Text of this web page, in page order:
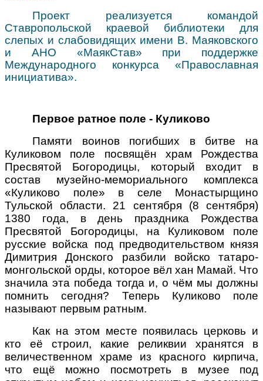
Проект реализуется командой
Ставропольской краевой библиотеки для
слепых и слабовидящих имени В. Маяковского
и АНО «МаякСтав» при поддержке
Международного конкурса «Православная
инициатива».
Первое ратное поле - Куликово
Памяти воинов погибших в битве на
Куликовом поле посвящён храм Рождества
Пресвятой Богородицы, который входит в
состав музейно-мемориального комплекса
«Куликово поле» в селе Монастырщино
Тульской области. 21 сентября (8 сентября)
1380 года, в день праздника Рождества
Пресвятой Богородицы, на Куликовом поле
русские войска под предводительством князя
Димитрия Донского разбили войско татаро-
монгольской орды, которое вёл хан Мамай. Что
значила эта победа тогда и, о чём мы должны
помнить сегодня? Теперь Куликово поле
называют первым ратным.
Как на этом месте появилась церковь и
кто её строил, какие реликвии хранятся в
величественном храме из красного кирпича,
что ещё можно посмотреть в музее под